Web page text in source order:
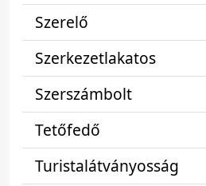
Szerelő
Szerkezetlakatos
Szerszámbolt
Tetőfedő
Turistalátványosság